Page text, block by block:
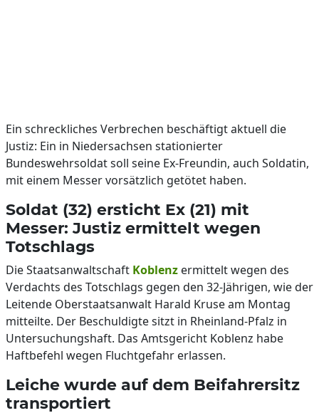
Ein schreckliches Verbrechen beschäftigt aktuell die
Justiz: Ein in Niedersachsen stationierter
Bundeswehrsoldat soll seine Ex-Freundin, auch Soldatin,
mit einem Messer vorsätzlich getötet haben.
Soldat (32) ersticht Ex (21) mit
Messer: Justiz ermittelt wegen
Totschlags
Die Staatsanwaltschaft Koblenz ermittelt wegen des
Verdachts des Totschlags gegen den 32-Jährigen, wie der
Leitende Oberstaatsanwalt Harald Kruse am Montag
mitteilte. Der Beschuldigte sitzt in Rheinland-Pfalz in
Untersuchungshaft. Das Amtsgericht Koblenz habe
Haftbefehl wegen Fluchtgefahr erlassen.
Leiche wurde auf dem Beifahrersitz
transportiert